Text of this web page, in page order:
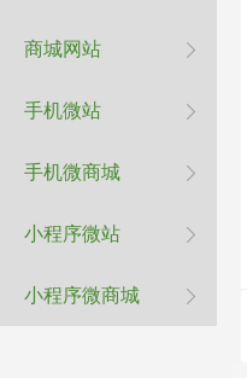
商城网站
手机微站
手机微商城
小程序微站
小程序微商城